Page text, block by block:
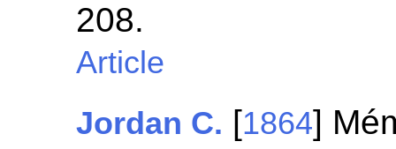
208.
Article
Jordan C. [1864]